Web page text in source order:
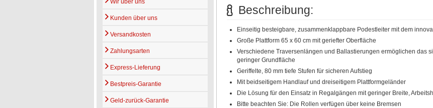
Wir über uns
Kunden über uns
Versandkosten
Zahlungsarten
Express-Lieferung
Bestpreis-Garantie
Geld-zurück-Garantie
Beschreibung:
Einseitig besteigbare, zusammenklappbare Podestleiter mit dem
Große Plattform 65 x 60 cm mit geriefter Oberfläche
Verschiedene Traversenlängen und Ballastierungen ermöglichen das
geringer Grundfläche
Geriffelte, 80 mm tiefe Stufen für sicheren Aufstieg
Mit beidseitigem Handlauf und dreiseitigem Plattformgeländer
Die Lösung für den Einsatz in Regalgängen mit geringer Breite,
Bitte beachten Sie: Die Rollen verfügen über keine Bremsen